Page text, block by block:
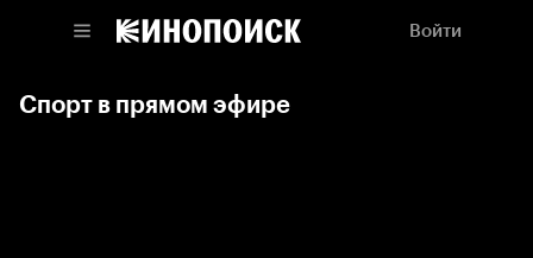
Войти
Спорт в прямом эфире